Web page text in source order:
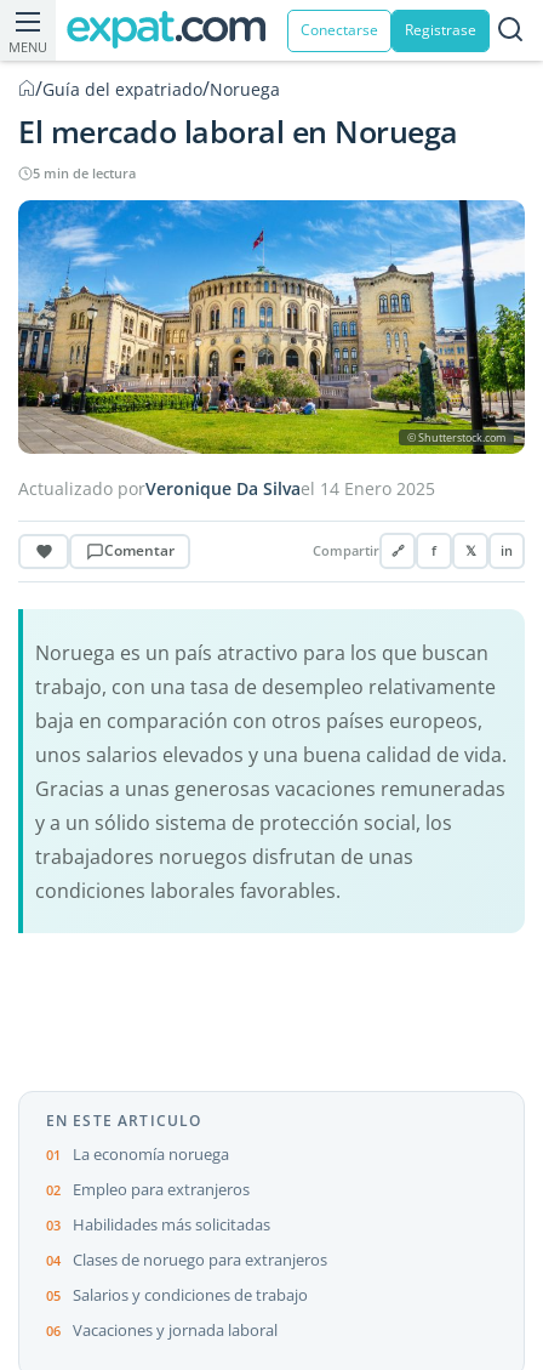
MENU
Conectarse Registrase
/Guía del expatriado/Noruega
El mercado laboral en Noruega
5 min de lectura
© Shutterstock.com
Actualizado porVeronique Da Silvael 14 Enero 2025
Comentar Compartir 🔗 f 𝕏 in
Noruega es un país atractivo para los que buscan
trabajo, con una tasa de desempleo relativamente
baja en comparación con otros países europeos,
unos salarios elevados y una buena calidad de vida.
Gracias a unas generosas vacaciones remuneradas
y a un sólido sistema de protección social, los
trabajadores noruegos disfrutan de unas
condiciones laborales favorables.
EN ESTE ARTICULO
La economía noruega
Empleo para extranjeros
Habilidades más solicitadas
Clases de noruego para extranjeros
Salarios y condiciones de trabajo
Vacaciones y jornada laboral